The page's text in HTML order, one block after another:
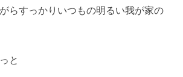
らすっかりいつもの明るい我が家の
と